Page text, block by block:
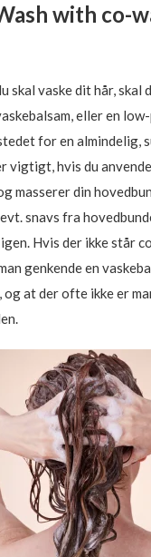
with co-
skal vaske dit hår, skal
eller en
for en almindelig,
vigtigt, hvis du
masserer din
snavs fra
Hvis der ikke står
genkende en
at der ofte ikke er